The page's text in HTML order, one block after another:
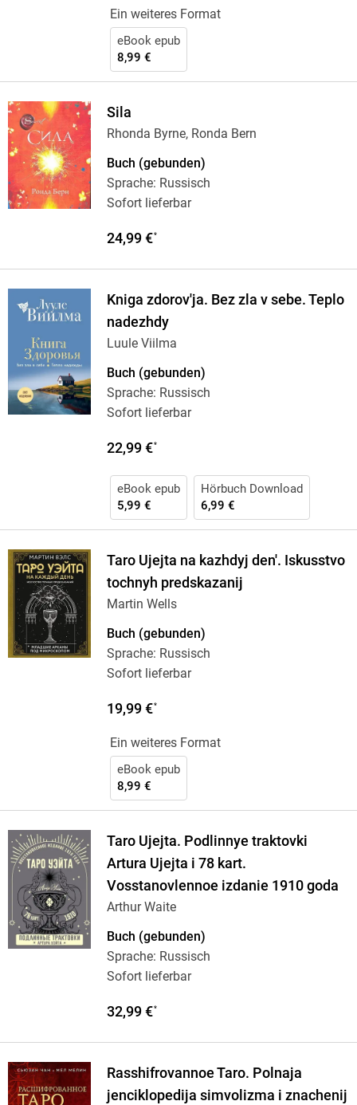
Ein weiteres Format
eBook epub
8,99 €
Sila
Rhonda Byrne, Ronda Bern
Buch (gebunden)
Sprache: Russisch
Sofort lieferbar
24,99 €*
Kniga zdorov'ja. Bez zla v sebe. Teplo
nadezhdy
Luule Viilma
Buch (gebunden)
Sprache: Russisch
Sofort lieferbar
22,99 €*
eBook epub
5,99 €
Hörbuch Download
6,99 €
Taro Ujejta na kazhdyj den'. Iskusstvo
tochnyh predskazanij
Martin Wells
Buch (gebunden)
Sprache: Russisch
Sofort lieferbar
19,99 €*
Ein weiteres Format
eBook epub
8,99 €
Taro Ujejta. Podlinnye traktovki
Artura Ujejta i 78 kart.
Vosstanovlennoe izdanie 1910 goda
Arthur Waite
Buch (gebunden)
Sprache: Russisch
Sofort lieferbar
32,99 €*
Rasshifrovannoe Taro. Polnaja
jenciklopedija simvolizma i znachenij